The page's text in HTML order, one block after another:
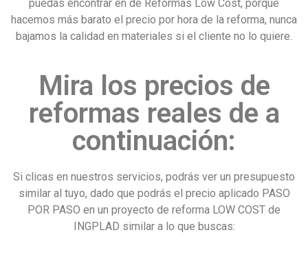
puedas encontrar en de Reformas Low Cost, porque
hacemos más barato el precio por hora de la reforma, nunca
bajamos la calidad en materiales si el cliente no lo quiere.
Mira los precios de
reformas reales de a
continuación:
Si clicas en nuestros servicios, podrás ver un presupuesto
similar al tuyo, dado que podrás el precio aplicado PASO
POR PASO en un proyecto de reforma LOW COST de
INGPLAD similar a lo que buscas: